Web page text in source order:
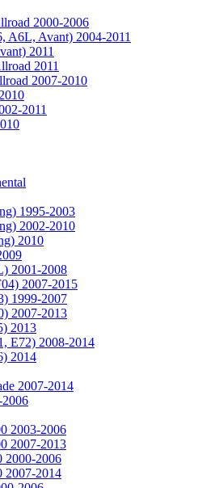
2000-2006
A6L, Avant) 2004-2011
2011
2011
2007-2010
2011
1995-2003
2002-2010
2010
2001-2008
2007-2015
1999-2007
2007-2013
2013
E72) 2008-2014
2014
2007-2014
2006
2003-2006
2007-2013
2000-2006
2007-2014